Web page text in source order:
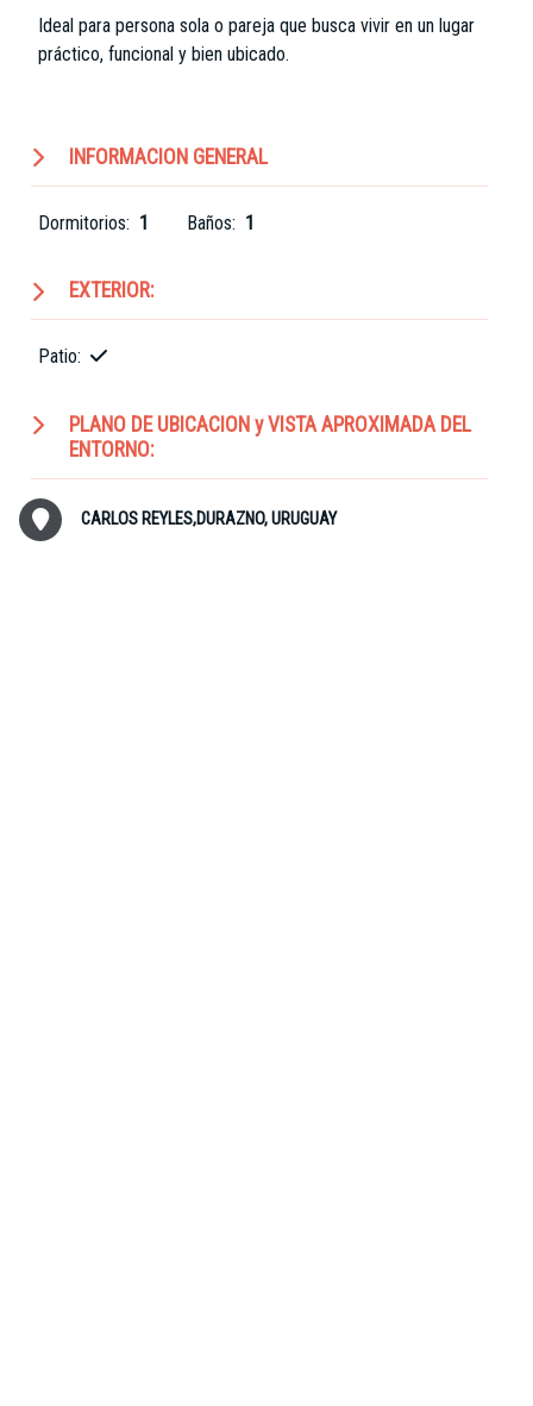
Ideal para persona sola o pareja que busca vivir en un lugar
práctico, funcional y bien ubicado.
INFORMACION GENERAL
Dormitorios: 1 Baños: 1
EXTERIOR:
Patio:
PLANO DE UBICACION y VISTA APROXIMADA DEL
ENTORNO:
CARLOS REYLES,DURAZNO, URUGUAY